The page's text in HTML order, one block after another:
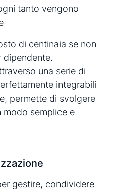
tanto vengono
di centinaia se non
dipendente.
una serie di
integrabili
permette di svolgere
semplice e
gestire, condividere